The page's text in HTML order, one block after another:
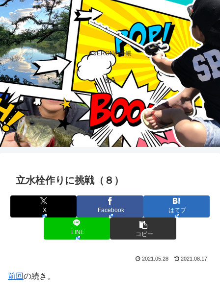
ANERONの手帳
&A
立水栓作りに挑戦（８）
X Facebook はてブ
LINE コピー
2021.05.28 2021.08.17
前回の続き。